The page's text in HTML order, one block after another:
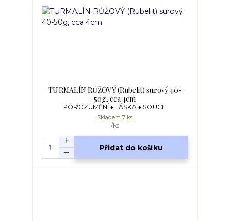
TURMALÍN RŮŽOVÝ (Rubelit) surový 40-
50g, cca 4cm
POROZUMĚNÍ ♦ LÁSKA ♦ SOUCIT
/ks
Skladem 7 ks
Přidat do košíku